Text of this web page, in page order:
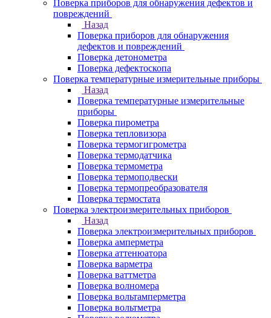
Поверка приборов для обнаружения дефектов и
повреждений
Назад
Поверка приборов для обнаружения
дефектов и повреждений
Поверка детонометра
Поверка дефектоскопа
Поверка температурные измерительные приборы
Назад
Поверка температурные измерительные
приборы
Поверка пирометра
Поверка тепловизора
Поверка термогигрометра
Поверка термодатчика
Поверка термометра
Поверка термоподвески
Поверка термопреобразователя
Поверка термостата
Поверка электроизмерительных приборов
Назад
Поверка электроизмерительных приборов
Поверка амперметра
Поверка аттенюатора
Поверка варметра
Поверка ваттметра
Поверка волномера
Поверка вольтамперметра
Поверка вольтметра